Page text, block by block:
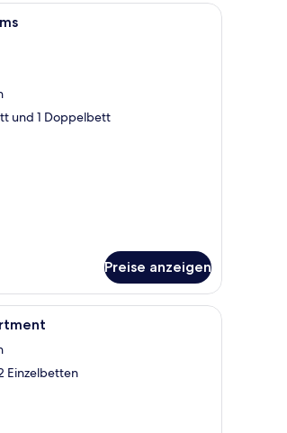
und einem Balkon mit Blick auf Gebäude und das
Ein Hotelzimmer mit Bett, Nachttisch,
und 1 Doppelbett
Preise anzeigen
Schallisolierte Zimmer, kostenloses WLAN,
Einzelbetten